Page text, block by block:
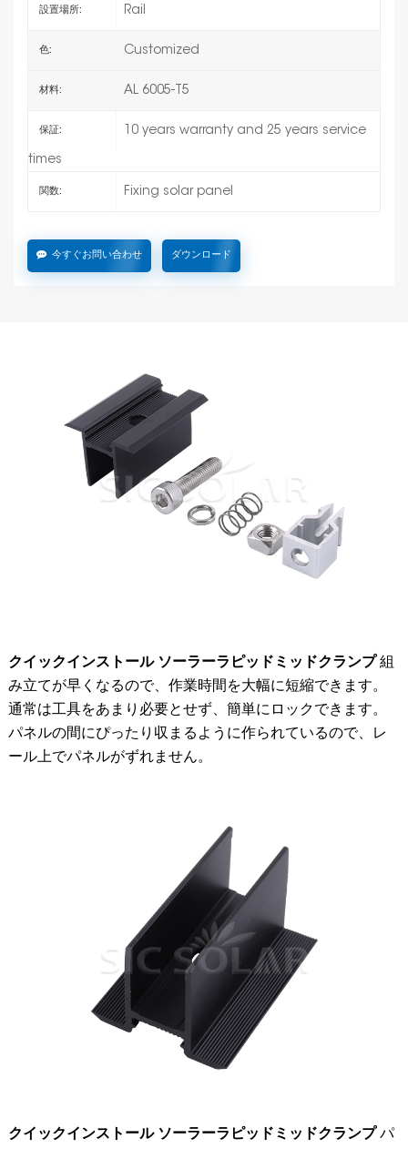
設置場所: Rail
色: Customized
材料: AL 6005-T5
保証: 10 years warranty and 25 years service
times
関数: Fixing solar panel
今すぐお問い合わせ ダウンロード
クイックインストール ソーラーラピッドミッドクランプ組
み立てが早くなるので、作業時間を大幅に短縮できます。
通常は工具をあまり必要とせず、簡単にロックできます。
パネルの間にぴったり収まるように作られているので、レ
ール上でパネルがずれません。
クイックインストール ソーラーラピッドミッドクランプパ